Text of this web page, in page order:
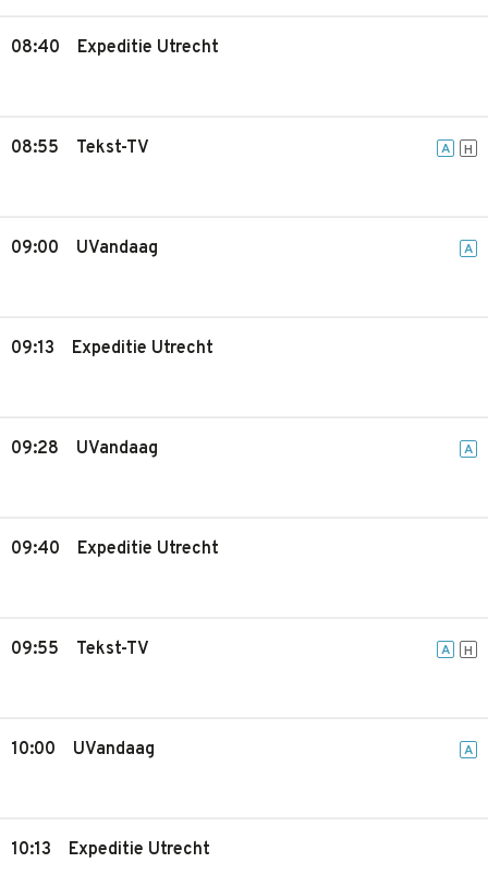
08:40 Expeditie Utrecht
08:55 Tekst-TV A H
09:00 UVandaag A
09:13 Expeditie Utrecht
09:28 UVandaag A
09:40 Expeditie Utrecht
09:55 Tekst-TV A H
10:00 UVandaag A
10:13 Expeditie Utrecht